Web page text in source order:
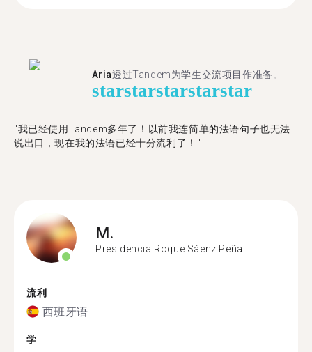
Aria透过Tandem为学生交流项目作准备。
starstarstarstarstar
"​​我已经使用Tandem多年了！以前我连简单的法语句子也无法
说出口，现在我的法语已经十分流利了！"
M.
Presidencia Roque Sáenz Peña
流利
西班牙语
学